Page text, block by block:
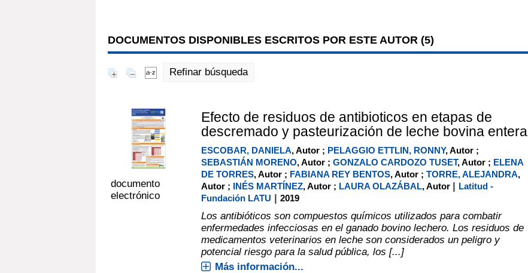
DOCUMENTOS DISPONIBLES ESCRITOS POR ESTE AUTOR (5)
Refinar búsqueda
documento
electrónico
Efecto de residuos de antibioticos en etapas de
descremado y pasteurización de leche bovina entera
ESCOBAR, DANIELA, Autor ; PELAGGIO ETTLIN, RONNY, Autor ;
SEBASTIÁN MORENO, Autor ; GONZALO CARDOZO TUSET, Autor ; ELENA
DE TORRES, Autor ; FABIANA REY BENTOS, Autor ; TORRE, ALEJANDRA,
Autor ; INÉS MARTÍNEZ, Autor ; LAURA OLAZÁBAL, Autor | Latitud -
Fundación LATU | 2019
Los antibióticos son compuestos químicos utilizados para combatir
enfermedades infecciosas en el ganado bovino lechero. Los residuos de
medicamentos veterinarios en leche son considerados un peligro y
potencial riesgo para la salud pública, los [...]
Más información...